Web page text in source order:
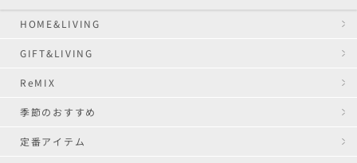
HOME&LIVING
GIFT&LIVING
ReMIX
季節のおすすめ
定番アイテム